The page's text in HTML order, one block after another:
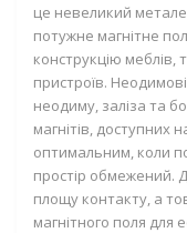
це невеликий
потужне магнітне
конструкцію меблів,
пристроїв.
неодиму, заліза та
магнітів, доступних
оптимальним, коли
простір обмежений.
площу контакту, а
магнітного поля для